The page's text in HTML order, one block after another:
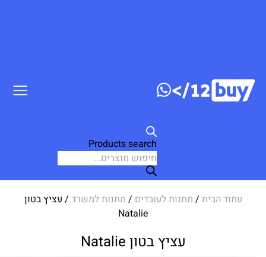
Products search
עמוד הבית/מתנות לעובדים/ מתנות למשרד/ עציץ בטון
Natalie
עציץ בטון Natalie